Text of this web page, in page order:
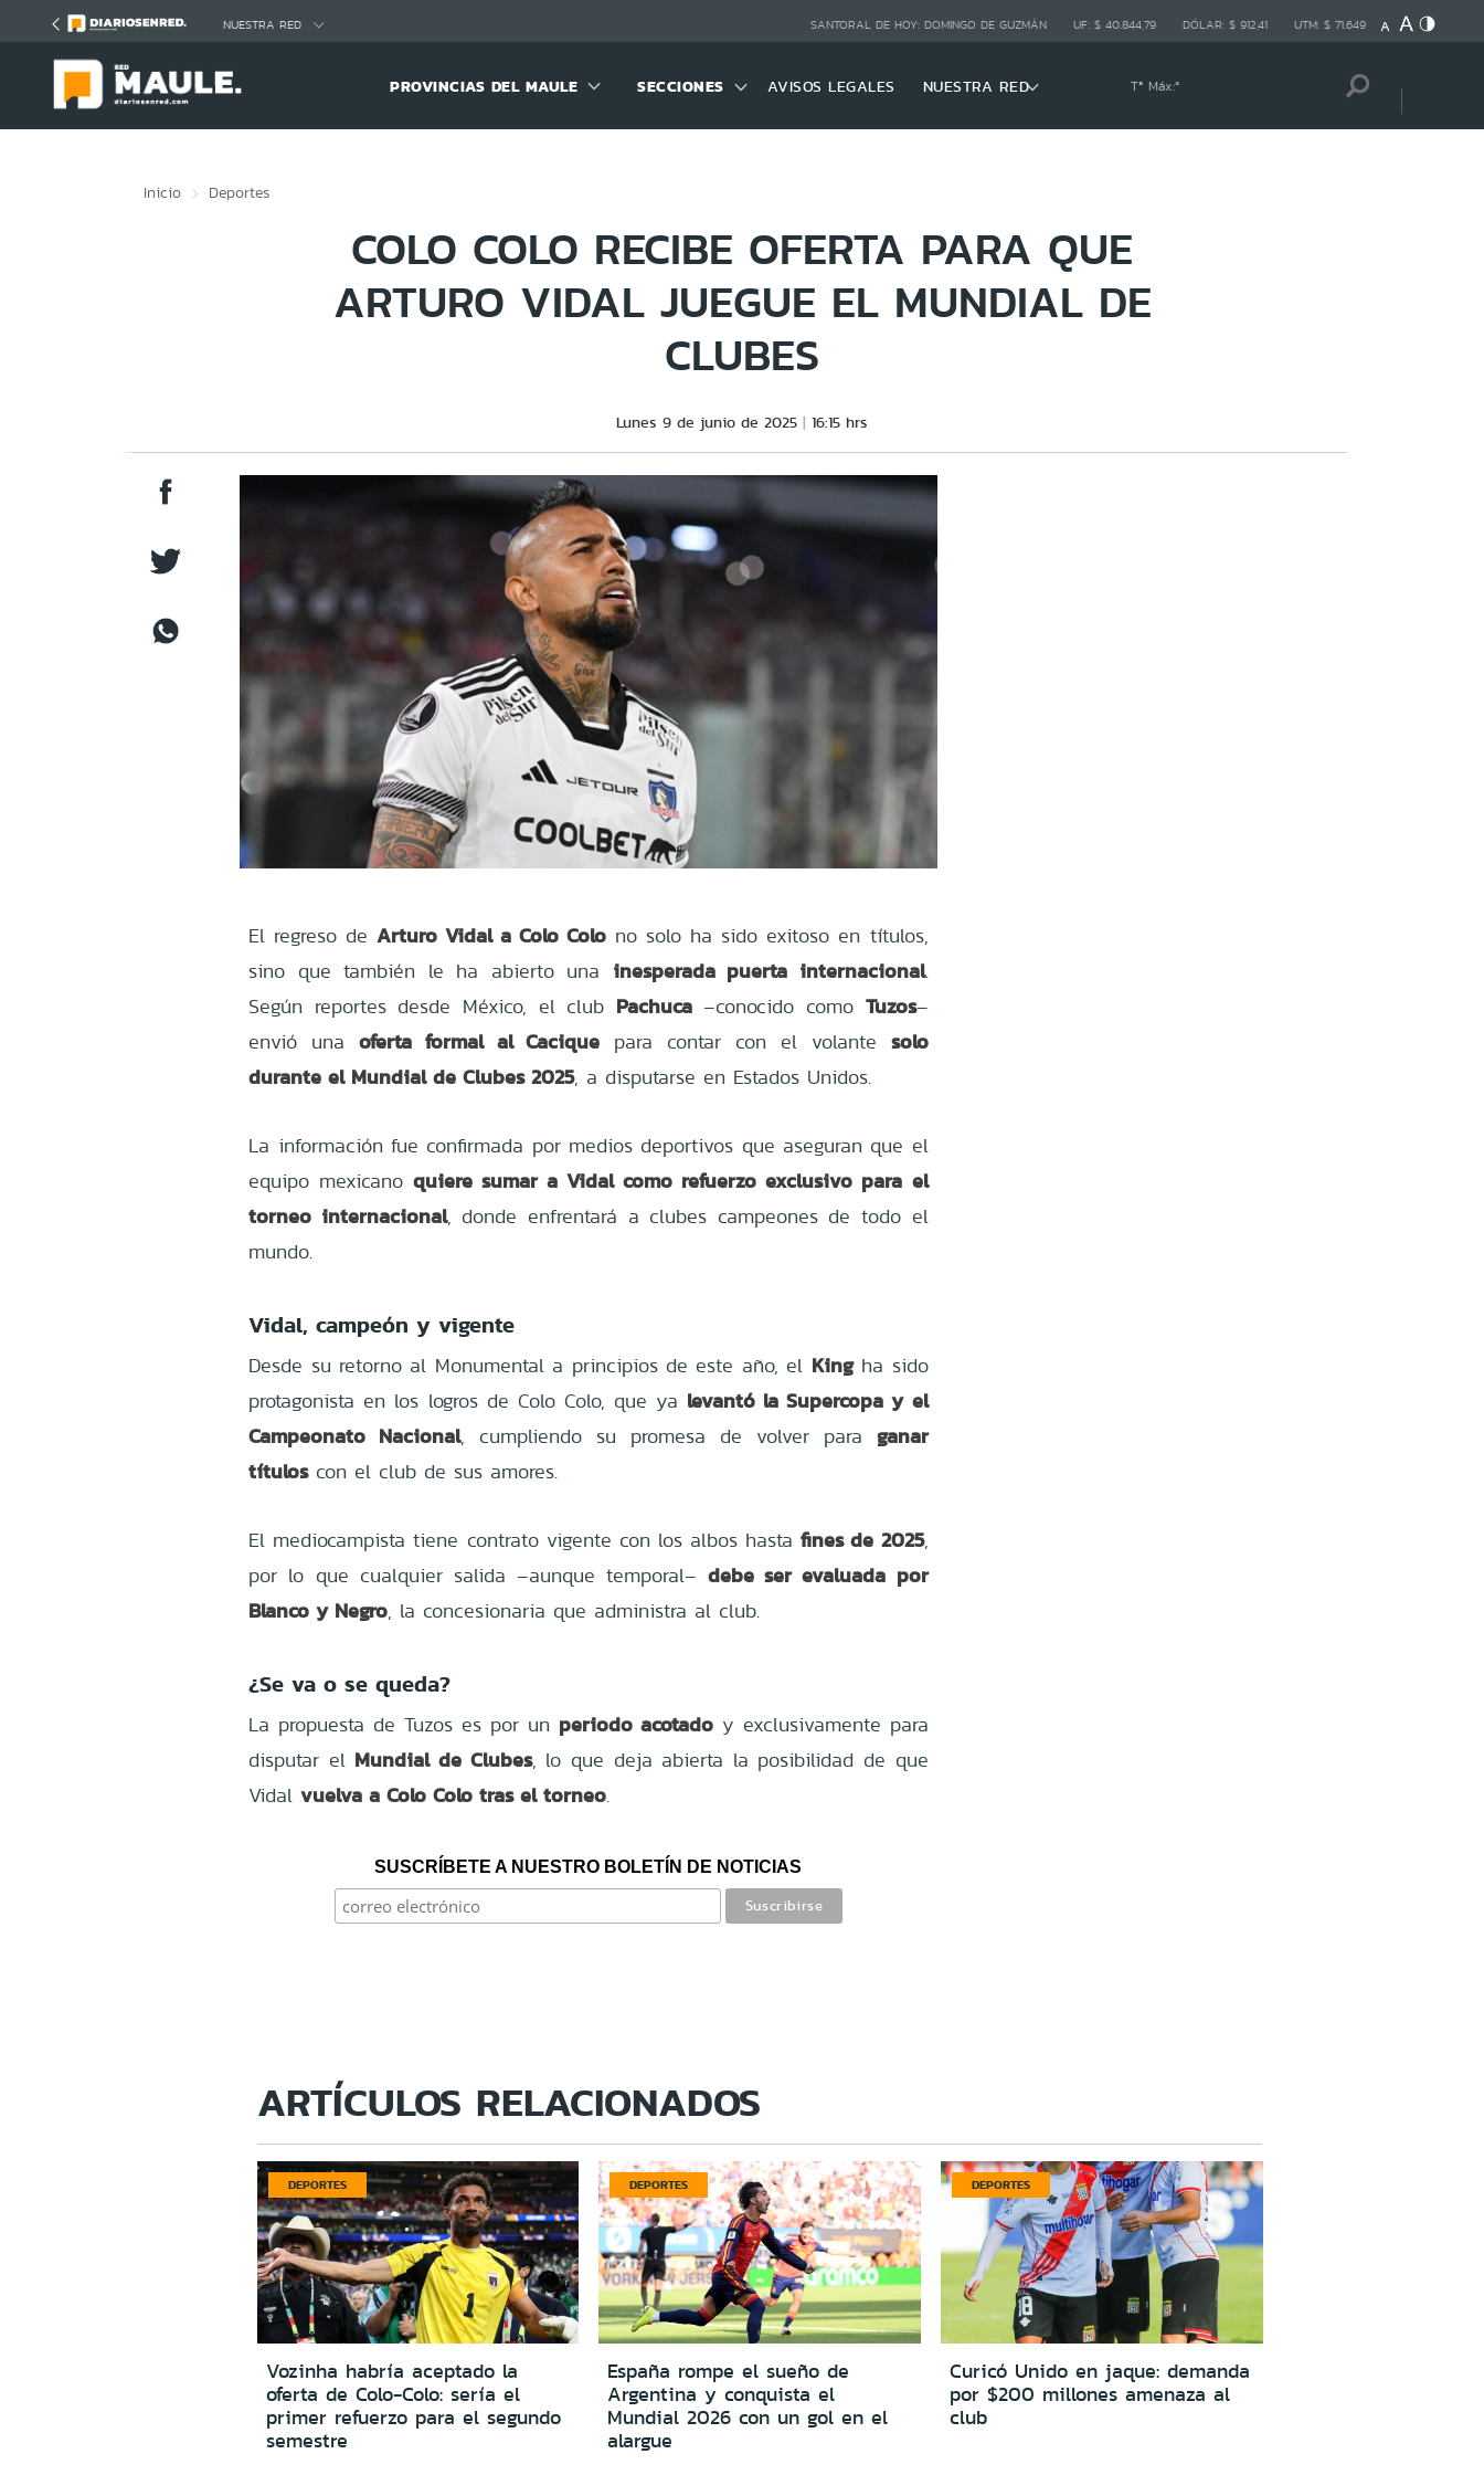
NUESTRA RED SANTORAL DE HOY: DOMINGO DE GUZMÁN UF: $ 40.844,79 DÓLAR: $ 912,41 UTM: $ 71.649
PROVINCIAS DEL MAULE SECCIONES AVISOS LEGALES NUESTRA RED Tª Máx:º
Inicio Deportes
COLO COLO RECIBE OFERTA PARA QUE
ARTURO VIDAL JUEGUE EL MUNDIAL DE
CLUBES
Lunes 9 de junio de 2025 16:15 hrs
El regreso deArturo Vidal a Colo Colo no solo ha sido exitoso en títulos,
sino que también le ha abierto una inesperada puerta internacional.
Según reportes desde México, el club Pachuca–conocido como Tuzos–
envió una oferta formal al Cacique para contar con el volante solo
durante el Mundial de Clubes 2025, a disputarse en Estados Unidos.
La información fue confirmada por medios deportivos que aseguran que el
equipo mexicanoquiere sumar a Vidal como refuerzo exclusivo para el
torneo internacional, donde enfrentará a clubes campeones de todo el
mundo.
Vidal, campeón y vigente
Desde su retorno al Monumental a principios de este año, el Kingha sido
protagonista en los logros de Colo Colo, que ya levantó la Supercopa y el
Campeonato Nacional, cumpliendo su promesa de volver para ganar
títuloscon el club de sus amores.
El mediocampista tiene contrato vigente con los albos hastafines de 2025,
por lo que cualquier salida –aunque temporal–debe ser evaluada por
Blanco y Negro, la concesionaria que administra al club.
¿Se va o se queda?
La propuesta de Tuzos es por un periodo acotadoy exclusivamente para
disputar el Mundial de Clubes, lo que deja abierta la posibilidad de que
Vidalvuelva a Colo Colo tras el torneo.
SUSCRÍBETE A NUESTRO BOLETÍN DE NOTICIAS
ARTÍCULOS RELACIONADOS
DEPORTES
Vozinha habría aceptado la
oferta de Colo-Colo: sería el
primer refuerzo para el segundo
semestre
DEPORTES
España rompe el sueño de
Argentina y conquista el
Mundial 2026 con un gol en el
alargue
DEPORTES
Curicó Unido en jaque: demanda
por $200 millones amenaza al
club